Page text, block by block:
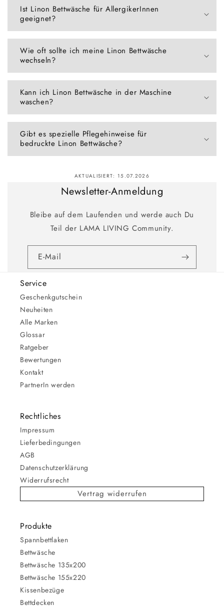
Ist Linon Bettwäsche für AllergikerInnen
geeignet?
Wie oft sollte ich meine Linon Bettwäsche
wechseln?
Kann ich Linon Bettwäsche in der Maschine
waschen?
Gibt es spezielle Pflegehinweise für
bedruckte Linon Bettwäsche?
AKTUALISIERT: 15.07.2026
Newsletter-Anmeldung
Bleibe auf dem Laufenden und werde auch Du
Teil der LAMA LIVING Community.
E-Mail
Service
Geschenkgutschein
Neuheiten
Alle Marken
Glossar
Ratgeber
Bewertungen
Kontakt
PartnerIn werden
Rechtliches
Impressum
Lieferbedingungen
AGB
Datenschutzerklärung
Widerrufsrecht
Vertrag widerrufen
Produkte
Spannbettlaken
Bettwäsche
Bettwäsche 135x200
Bettwäsche 155x220
Kissenbezüge
Bettdecken